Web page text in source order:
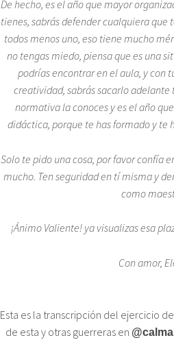
De hecho, es el año que mayor
tienes, sabrás defender cualquiera que
todos menos uno, eso tiene mucho
no tengas miedo, piensa que es una
podrías encontrar en el aula, y con
creatividad, sabrás sacarlo adelante
normativa la conoces y es el año
didáctica, porque te has formado y te
Solo te pido una cosa, por favor confía
mucho. Ten seguridad en tí misma y
como
¡Ánimo Valiente! ya visualizas esa
Con amor,
Esta es la transcripción del ejercicio
de esta y otras guerreras en